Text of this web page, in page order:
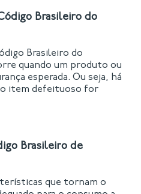
Brasileiro do
Brasileiro do
quando um produto ou
esperada. Ou seja, há
o item defeituoso for
Brasileiro de
que tornam o